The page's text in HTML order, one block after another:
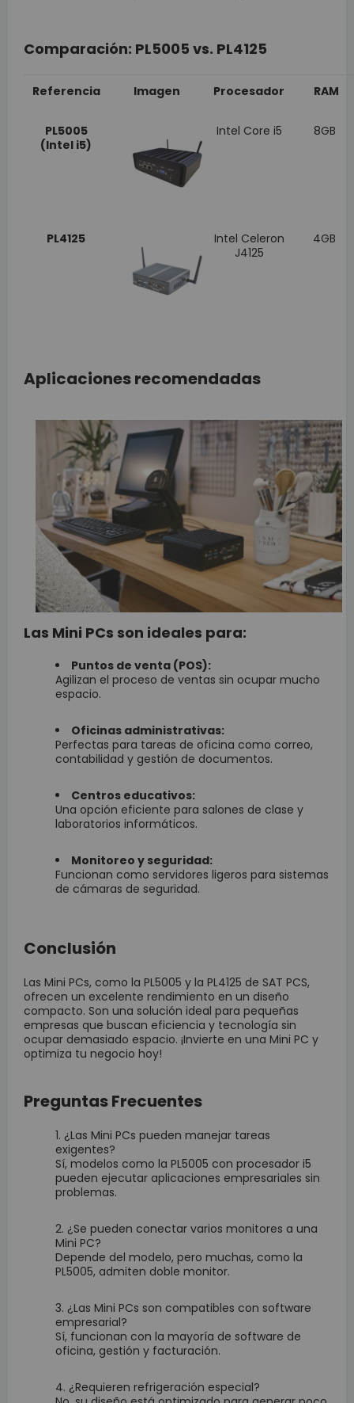
Comparación: PL5005 vs. PL4125
Referencia Imagen Procesador RAM
PL5005
(Intel i5)
Intel Core i5 8GB
PL4125
Intel Celeron
J4125
4GB
Aplicaciones recomendadas
Las Mini PCs son ideales para:
Puntos de venta (POS):
Agilizan el proceso de ventas sin ocupar mucho
espacio.
Oficinas administrativas:
Perfectas para tareas de oficina como correo,
contabilidad y gestión de documentos.
Centros educativos:
Una opción eficiente para salones de clase y
laboratorios informáticos.
Monitoreo y seguridad:
Funcionan como servidores ligeros para sistemas
de cámaras de seguridad.
Conclusión
Las Mini PCs, como la PL5005 y la PL4125 de SAT PCS,
ofrecen un excelente rendimiento en un diseño
compacto. Son una solución ideal para pequeñas
empresas que buscan eficiencia y tecnología sin
ocupar demasiado espacio. ¡Invierte en una Mini PC y
optimiza tu negocio hoy!
Preguntas Frecuentes
¿Las Mini PCs pueden manejar tareas
exigentes?
Sí, modelos como la PL5005 con procesador i5
pueden ejecutar aplicaciones empresariales sin
problemas.
¿Se pueden conectar varios monitores a una
Mini PC?
Depende del modelo, pero muchas, como la
PL5005, admiten doble monitor.
¿Las Mini PCs son compatibles con software
empresarial?
Sí, funcionan con la mayoría de software de
oficina, gestión y facturación.
¿Requieren refrigeración especial?